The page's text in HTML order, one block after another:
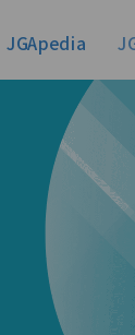
JGApedia